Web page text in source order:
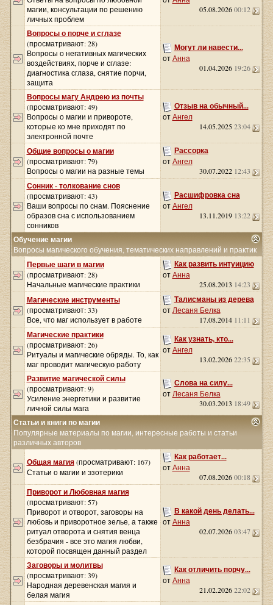
магии, консультации по решению
личных проблем
05.08.202600:12
Вопросы о порче и сглазе
(просматривают: 28)
Вопросы о негативных магических
воздействиях, порче и сглазе:
диагностика сглаза, снятие порчи,
защита
Могут ли навести...
отАнна
01.04.2026 19:26
Вопросы магу Андрею из почты
(просматривают: 49)
Вопросы о магии и привороте,
которые ко мне приходят по
электронной почте
Отзыв на обычный...
отАнгел
14.05.202523:04
Общие вопросы о магии
(просматривают: 79)
Вопросы о магии на разные темы
Рассорка
отАнгел
30.07.2022 12:43
Сонник - толкование снов
(просматривают: 43)
Ваши вопросы по снам. Пояснение
образов сна с использованием
сонников
Расшифровка сна
отАнгел
13.11.2019 13:22
Обучение магии
Вопросы магического обучения, тематических направлений и практик
Первые шаги в магии
(просматривают: 28)
Начальные магические практики
Как развить интуицию
отАнна
25.08.2013 14:23
Магические инструменты
(просматривают: 33)
Все, что маг использует в работе
Талисманы из дерева
отЛесаня Белка
17.08.2014 11:11
Магические практики
(просматривают: 26)
Ритуалы и магические обряды. То, как
маг проводит магическую работу
Как узнать, кто...
отАнгел
13.02.202622:35
Развитие магической силы
(просматривают: 9)
Усиление энергетики и развитие
личной силы мага
Слова на силу...
отЛесаня Белка
30.03.2013 18:49
Статьи и книги по магии
Популярные материалы по магии, интересные работы и статьи
различных авторов
Общая магия (просматривают: 167)
Статьи о магии и эзотерики
Как работает...
отАнна
07.08.202600:18
Приворот и Любовная магия
(просматривают: 57)
Приворот и отворот, заговоры на
любовь и приворотное зелье, а также
ритуал отворота и снятия венца
безбрачия - все это магия любви,
которой посвящен данный раздел
В какой день делать...
отАнна
02.07.202603:47
Заговоры и молитвы
(просматривают: 39)
Народная деревенская магия и
белая магия
Как отличить порчу...
отАнна
21.02.202622:02